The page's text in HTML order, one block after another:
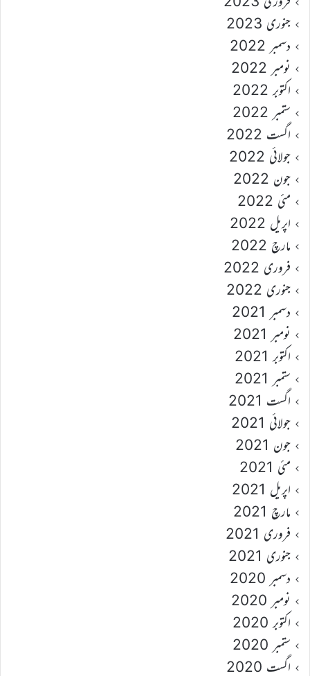
جنوری 2023
دسمبر 2022
نومبر 2022
اکتوبر 2022
ستمبر 2022
اگست 2022
جولائی 2022
جون 2022
مئی 2022
اپریل 2022
مارچ 2022
فروری 2022
جنوری 2022
دسمبر 2021
نومبر 2021
اکتوبر 2021
ستمبر 2021
اگست 2021
جولائی 2021
جون 2021
مئی 2021
اپریل 2021
مارچ 2021
فروری 2021
جنوری 2021
دسمبر 2020
نومبر 2020
اکتوبر 2020
ستمبر 2020
اگست 2020